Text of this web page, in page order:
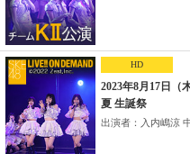
HD
2023年8月17日（
夏 生誕祭
出演者：入内嶋涼